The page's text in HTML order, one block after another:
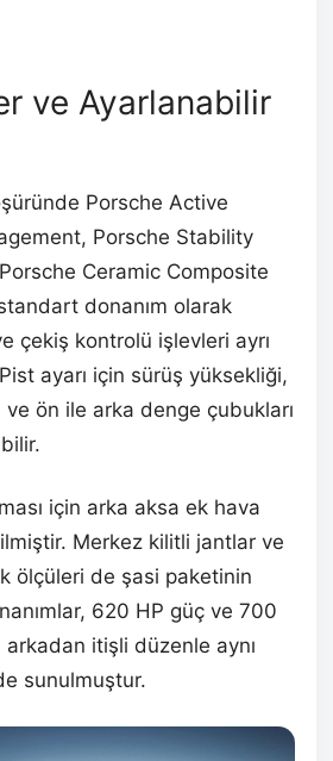
ve Ayarlanabilir
Porsche Active
Porsche Stability
Ceramic Composite
donanım olarak
çekiş kontrolü işlevleri ayrı
ayarı için sürüş yüksekliği,
ve ön ile arka denge çubukları
için arka aksa ek hava
Merkez kilitli jantlar ve
ölçüleri de şasi paketinin
620 HP güç ve 700
arkadan itişli düzenle aynı
sunulmuştur.